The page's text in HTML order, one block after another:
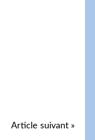
Article suivant »